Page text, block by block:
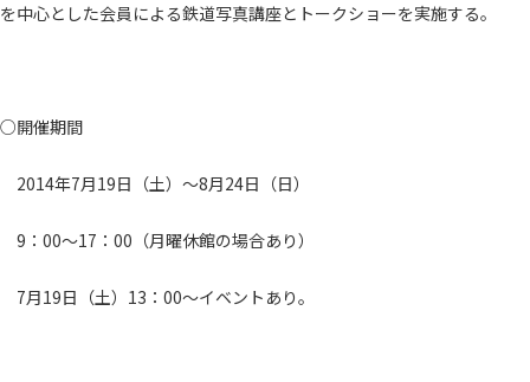
を中心とした会員による鉄道写真講座とトークショーを実施する。
○開催期間
2014年7月19日（土）～8月24日（日）
9：00～17：00（月曜休館の場合あり）
7月19日（土）13：00～イベントあり。